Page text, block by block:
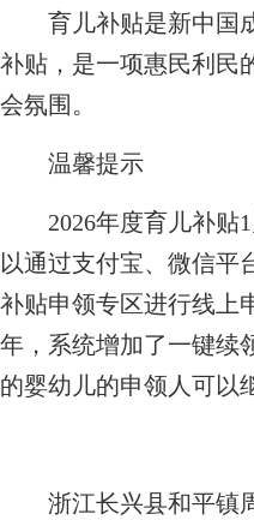
育儿补贴是新中国成
补贴，是一项惠民利民
会氛围。
温馨提示
2026年度育儿补贴1
以通过支付宝、微信平
补贴申领专区进行线上
年，系统增加了一键续
的婴幼儿的申领人可以
浙江长兴县和平镇